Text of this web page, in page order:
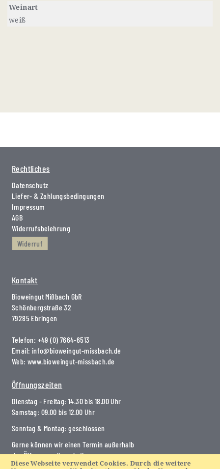
Diese Webseite verwendet Cookies. Durch die weitere
Weinart
weiß
Rechtliches
Datenschutz
Liefer- & Zahlungsbedingungen
Impressum
AGB
Widerrufsbelehrung
Widerruf
Kontakt
Bioweingut Mißbach GbR
Schönbergstraße 32
79285 Ebringen
Telefon: +49 (0) 7664-6513
Email: info@bioweingut-missbach.de
Web: www.bioweingut-missbach.de
Öffnungszeiten
Dienstag - Freitag: 14.30 bis 18.00 Uhr
Samstag: 09.00 bis 12.00 Uhr
Sonntag & Montag: geschlossen
Gerne können wir einen Termin außerhalb
der Öffnungszeiten abstimmen.